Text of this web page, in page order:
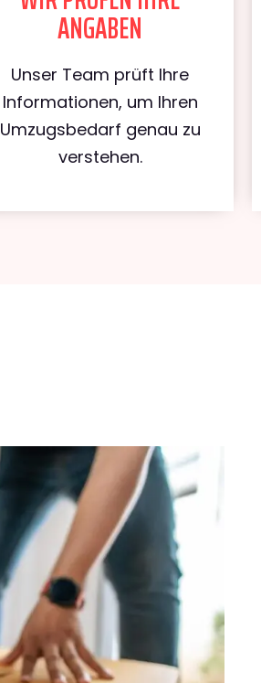
ANGABEN
Unser Team prüft Ihre
Informationen, um Ihren
Umzugsbedarf genau zu
verstehen.